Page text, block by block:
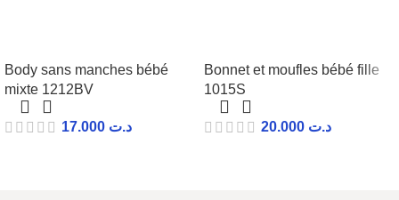
Body sans manches bébé
mixte 1212BV
د.ت
Bonnet et moufles bébé fille
1015S
د.ت